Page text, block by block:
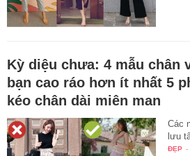
Kỳ diệu chưa: 4 mẫu chân
bạn cao ráo hơn ít nhất 5
kéo chân dài miên man
Các
lưu
ĐẸP -